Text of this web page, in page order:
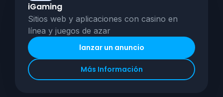
iGaming
Sitios web y aplicaciones con casino en
línea y juegos de azar
lanzar un anuncio
Más Información